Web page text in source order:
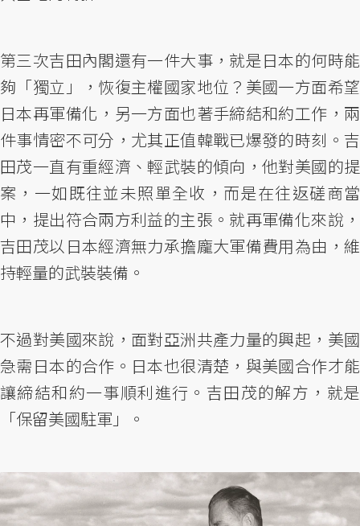
第三次吉田內閣還有一件大事，就是日本的何時能
夠「獨立」，恢復主權國家地位？美國一方面希望
日本再軍備化，另一方面也著手締結和約工作，兩
件事情密不可分，尤其正值韓戰已爆發的時刻。吉
田茂一直有重經濟、輕武裝的傾向，他對美國的提
案，一如既往並未照單全收，而是在往返磋商當
中，提出符合兩方利益的主張。就再軍備化來說，
吉田茂以日本經濟無力承擔龐大軍備費用為由，維
持輕量的武裝裝備。
不過對美國來說，面對亞洲共產力量的興起，美國
急需日本的合作。日本也很清楚，與美國合作才能
讓締結和約一事順利進行。吉田茂的解方，就是
「保留美國駐軍」。